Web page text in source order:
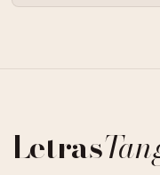
Letras